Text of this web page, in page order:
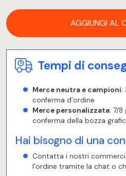
AGGIUNGI AL
Tempi di
Merce neutra e campioni:
conferma d’ordine
Merce personalizzata: 7/
conferma della bozza
Hai bisogno di una
Contatta i nostri
l’ordine tramite la chat o